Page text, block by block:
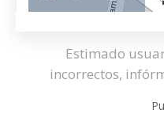
Estimado
incorrectos,